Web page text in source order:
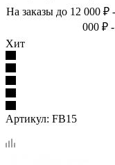
На заказы до 12 000 ₽
000 ₽
Хит
Артикул: FB15